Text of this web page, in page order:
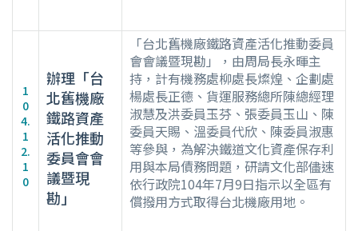
1
0
4.
1
2.
1
0
辦理「台
北舊機廠
鐵路資產
活化推動
委員會會
議暨現
勘」
「台北舊機廠鐵路資產活化推動委員
會會議暨現勘」，由周局長永暉主
持，計有機務處柳處長燦煌、企劃處
楊處長正德、貨運服務總所陳總經理
淑慧及洪委員玉芬、張委員玉山、陳
委員天賜、溫委員代欣、陳委員淑惠
等參與，為解決鐵道文化資產保存利
用與本局債務問題，研請文化部儘速
依行政院104年7月9日指示以全區有
償撥用方式取得台北機廠用地。